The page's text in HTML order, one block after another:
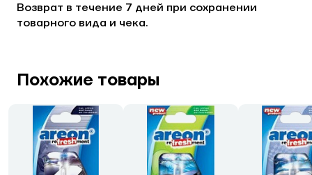
Возврат в течение 7 дней при сохранении
товарного вида и чека.
Похожие товары